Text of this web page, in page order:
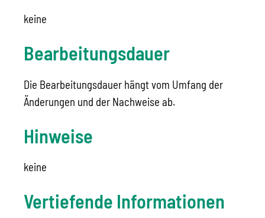
keine
Bearbeitungsdauer
Die Bearbeitungsdauer hängt vom Umfang der
Änderungen und der Nachweise ab.
Hinweise
keine
Vertiefende Informationen